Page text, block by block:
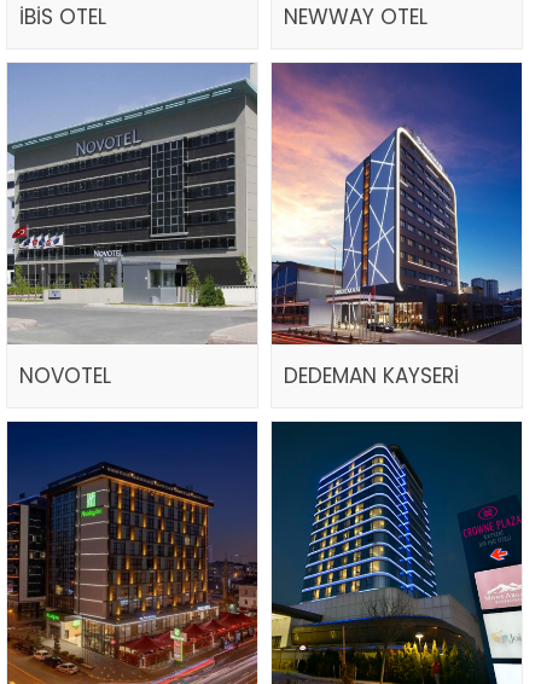
İBİS OTEL NEWWAY OTEL
NOVOTEL DEDEMAN KAYSERİ